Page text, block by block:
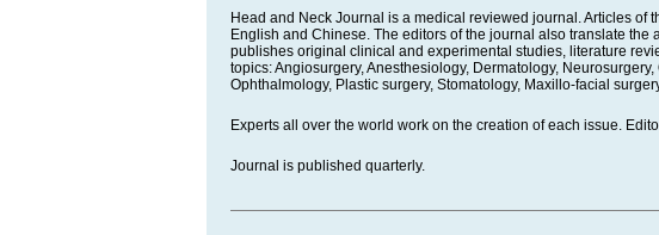
Head and Neck Journal is a medical reviewed journal. Articles of
English and Chinese. The editors of the journal also translate the
publishes original clinical and experimental studies, literature
topics: Angiosurgery, Anesthesiology, Dermatology,
Ophthalmology, Plastic surgery, Stomatology, Maxillo-facial
Experts all over the world work on the creation of each issue.
Journal is published quarterly.